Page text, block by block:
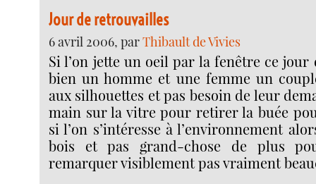
Jour de retrouvailles
6 avril 2006, parThibault de Vivies
Si l’on jette un oeil par la fenêtre ce jour
bien un homme et une femme un
aux silhouettes et pas besoin de leur
main sur la vitre pour retirer la buée
si l’on s’intéresse à l’environnement
bois et pas grand-chose de plus
remarquer visiblement pas vraiment